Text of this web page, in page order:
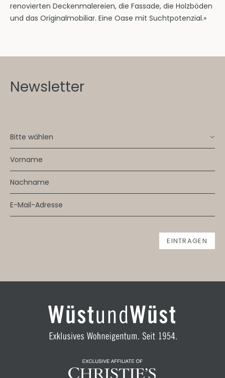
renovierten Deckenmalereien, die Fassade, die Holzböden
und das Originalmobiliar. Eine Oase mit Suchtpotenzial.»
Newsletter